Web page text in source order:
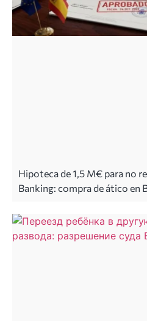
Hipoteca de 1,5 M€ para no
Banking: compra de ático en